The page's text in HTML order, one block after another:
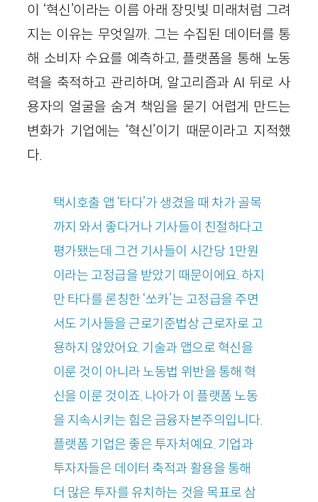
이 ‘혁신’이라는 이름 아래 장밋빛 미래처럼 그려
지는 이유는 무엇일까. 그는 수집된 데이터를 통
해 소비자 수요를 예측하고, 플랫폼을 통해 노동
력을 축적하고 관리하며, 알고리즘과 AI 뒤로 사
용자의 얼굴을 숨겨 책임을 묻기 어렵게 만드는
변화가 기업에는 ‘혁신’이기 때문이라고 지적했
다.
택시호출 앱 ‘타다’가 생겼을 때 차가 골목
까지 와서 좋다거나 기사들이 친절하다고
평가됐는데 그건 기사들이 시간당 1만원
이라는 고정급을 받았기 때문이에요. 하지
만 타다를 론칭한 ‘쏘카’는 고정급을 주면
서도 기사들을 근로기준법상 근로자로 고
용하지 않았어요. 기술과 앱으로 혁신을
이룬 것이 아니라 노동법 위반을 통해 혁
신을 이룬 것이죠. 나아가 이 플랫폼 노동
을 지속시키는 힘은 금융자본주의입니다.
플랫폼 기업은 좋은 투자처예요. 기업과
투자자들은 데이터 축적과 활용을 통해
더 많은 투자를 유치하는 것을 목표로 삼